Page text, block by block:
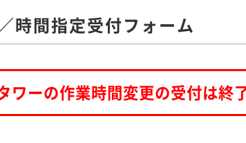
時間指定受付フォーム
ーの作業時間変更の受付は終